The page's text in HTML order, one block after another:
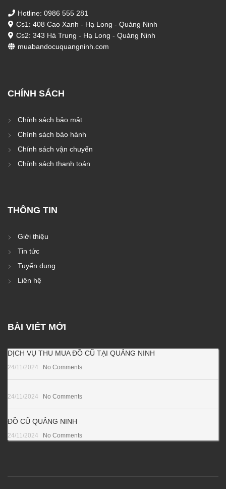
Hotline: 0986 555 281
Cs1: 408 Cao Xanh - Hạ Long - Quảng Ninh
Cs2: 343 Hà Trung - Hạ Long - Quảng Ninh
muabandocuquangninh.com
CHÍNH SÁCH
Chính sách bảo mật
Chính sách bảo hành
Chính sách vận chuyển
Chính sách thanh toán
THÔNG TIN
Giới thiệu
Tin tức
Tuyển dụng
Liên hệ
BÀI VIẾT MỚI
DỊCH VỤ THU MUA ĐỒ CŨ TẠI QUẢNG NINH
24/11/2024 No Comments
24/11/2024 No Comments
ĐỒ CŨ QUẢNG NINH
24/11/2024 No Comments